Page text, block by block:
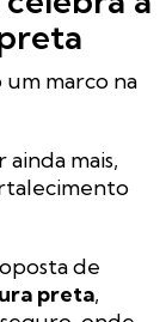
um marco na
mais,
de
preta,